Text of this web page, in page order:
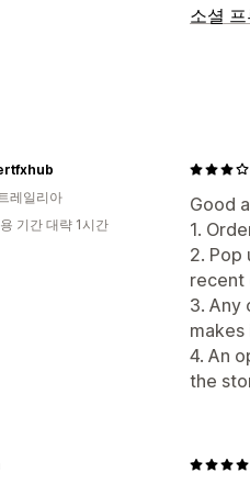
팝업 유
소셜
최근
분석
참여
Good
1.
2. Pop
recent
3. Any
4. An
the
레일리아
기간 대략 1시간